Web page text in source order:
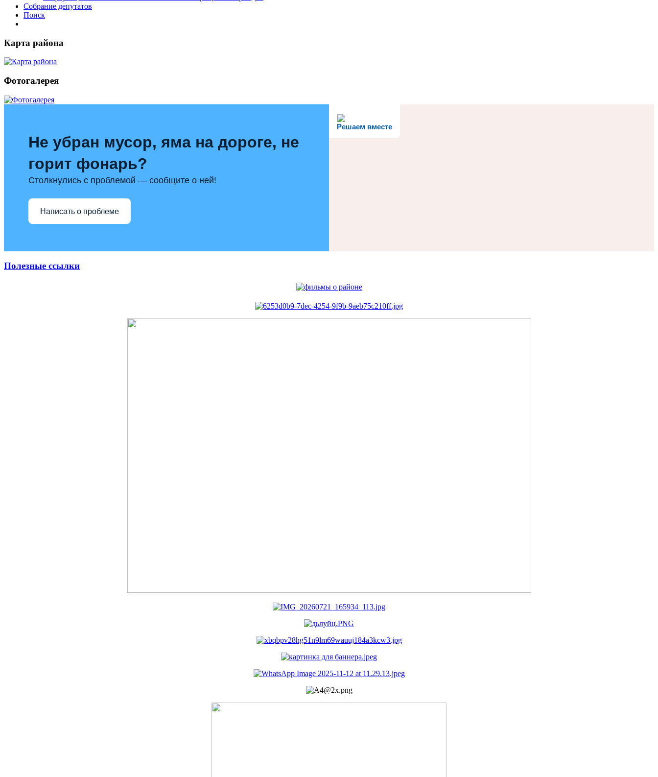
Собрание депутатов
Поиск
Карта района
Фотогалерея
Решаем вместе
Не убран мусор, яма на дороге, не
горит фонарь?
Столкнулись с проблемой — сообщите о ней!
Написать о проблеме
Полезные ссылки